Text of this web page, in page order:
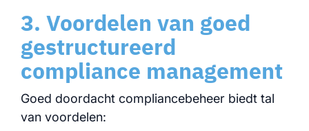
3. Voordelen van goed
gestructureerd
compliance management
Goed doordacht compliancebeheer biedt tal
van voordelen: